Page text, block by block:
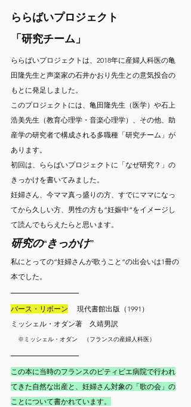
ららばいプロジェクト
「研究チーム」
ららばいプロジェクトは、2018年に産婦人科医の亀
田隆先生と声楽家の石井かおり先生との意気投合の
もとに発足しました。
このプロジェクトには、亀田隆先生（医学）や石上
浩美先生（教育心理学・音楽心理学）、その他、助
産学の研究者で構成される多職種「研究チーム」が
あります。
初回は、ららばいプロジェクトに「なぜ研究？」の
きっかけを書いてみました。
妊婦さん、今ママ真っ盛りの方、すでにママになっ
てから久しい方、男性の方も“妊娠中“をイメージし
て読んでもらえたらと思います。
研究の“きっかけ”
私にとっての“妊婦さんが歌うこと“の出会いは1冊の
本でした。
バース・リボーン 現代書館出版（1991）
ミッシェル・オダン著　久靖男訳
※ミッシェル・オダン　（フランスの産婦人科医）
この本に当時のフランスのピティビエ病院で行われ
てきた自然な出産と、妊婦さん対象の「歌の会」の
ことについて書かれています。